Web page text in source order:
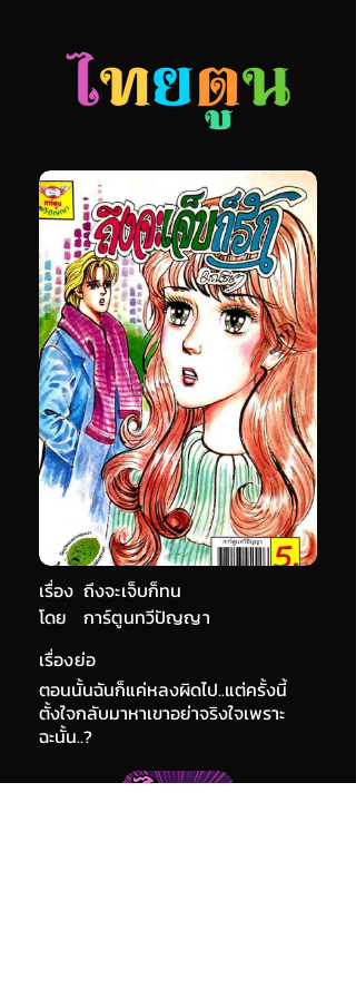
เรื่อง ถึงจะเจ็บก็ทน
การ์ตูนทวีปัญญา
โดย
เรื่องย่อ
ตอนนั้นฉันก็แค่หลงผิดไป..แต่ครั้งนี้
ตั้งใจกลับมาหาเขาอย่าจริงใจเพราะ
ฉะนั้น..?